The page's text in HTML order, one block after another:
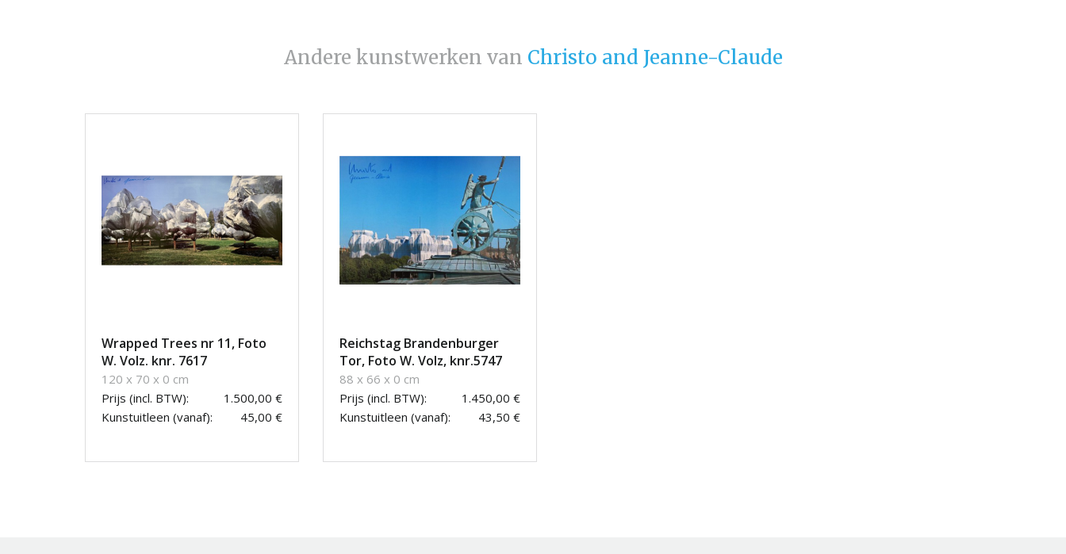
Andere kunstwerken van Christo and Jeanne-Claude
Wrapped Trees nr 11, Foto
W. Volz. knr. 7617
120 x 70 x 0 cm
Prijs (incl. BTW):
1.500,00 €
Kunstuitleen (vanaf):
45,00 €
Reichstag Brandenburger
Tor, Foto W. Volz, knr.5747
88 x 66 x 0 cm
Prijs (incl. BTW):
1.450,00 €
Kunstuitleen (vanaf):
43,50 €